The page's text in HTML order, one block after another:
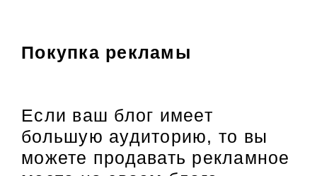
Покупка рекламы
Если ваш блог имеет
большую аудиторию, то вы
можете продавать рекламное